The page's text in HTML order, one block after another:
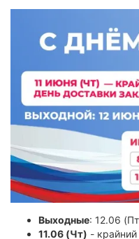
Выходные: 12.06
11.06 (Чт) - крайний